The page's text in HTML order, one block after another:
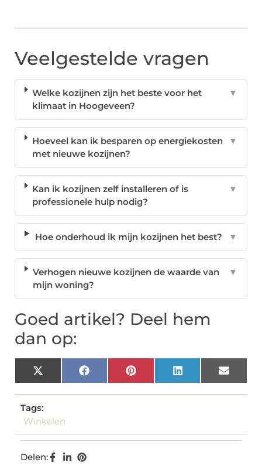
Veelgestelde vragen
Welke kozijnen zijn het beste voor het
klimaat in Hoogeveen?
▼
Hoeveel kan ik besparen op energiekosten
met nieuwe kozijnen?
▼
Kan ik kozijnen zelf installeren of is
professionele hulp nodig?
▼
Hoe onderhoud ik mijn kozijnen het best? ▼
Verhogen nieuwe kozijnen de waarde van
mijn woning?
▼
Goed artikel? Deel hem
dan op:
X
(Twitter)
FacebookPinterest LinkedIn Email
Tags:
Winkelen
Delen: